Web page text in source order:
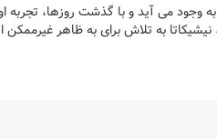
می آید و با گذشت روزها، تجربه
نیشیکاتا به تلاش برای به ظاهر